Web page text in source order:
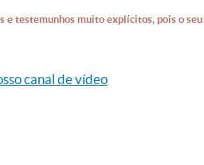
e testemunhos muito explícitos, pois o
canal de vídeo